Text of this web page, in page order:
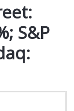
S&P